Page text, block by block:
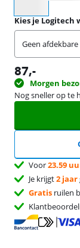
Kies je Logitech
Geen afdekbare
87,-
Morgen
Nog sneller op te
Voor23.59
Je krijgt2 jaar
Gratis ruilen